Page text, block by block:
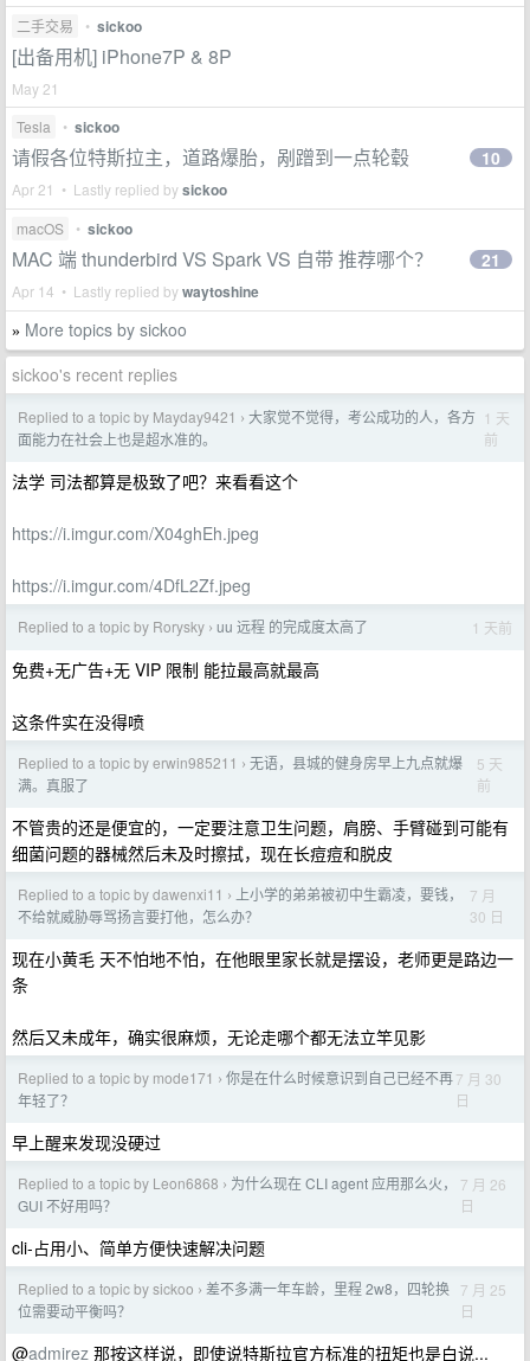
二手交易 • sickoo
[出备用机] iPhone7P & 8P
May 21
Tesla
• sickoo
请假各位特斯拉主，道路爆胎，剐蹭到一点轮毂
Apr 21 • Lastly replied bysickoo
10
macOS • sickoo
MAC 端 thunderbird VS Spark VS 自带 推荐哪个？
Apr 14 • Lastly replied bywaytoshine
21
» More topics by sickoo
sickoo's recent replies
Replied to a topic by Mayday9421 › 大家觉不觉得，考公成功的人，各方
面能力在社会上也是超水准的。
1 天
前
法学 司法都算是极致了吧？来看看这个
https://i.imgur.com/X04ghEh.jpeg
https://i.imgur.com/4DfL2Zf.jpeg
Replied to a topic by Rorysky › uu 远程 的完成度太高了 1 天前
免费+无广告+无 VIP 限制 能拉最高就最高
这条件实在没得喷
Replied to a topic by erwin985211 › 无语，县城的健身房早上九点就爆
满。真服了
5 天
前
不管贵的还是便宜的，一定要注意卫生问题，肩膀、手臂碰到可能有
细菌问题的器械然后未及时擦拭，现在长痘痘和脱皮
Replied to a topic by dawenxi11 ›
上小学的弟弟被初中生霸凌，要钱，
不给就威胁辱骂扬言要打他，怎么办？
7 月
30 日
现在小黄毛 天不怕地不怕，在他眼里家长就是摆设，老师更是路边一
条
然后又未成年，确实很麻烦，无论走哪个都无法立竿见影
Replied to a topic by mode171 › 你是在什么时候意识到自己已经不再
年轻了？
7 月 30
日
早上醒来发现没硬过
Replied to a topic by Leon6868 › 为什么现在 CLI agent 应用那么火，
GUI 不好用吗？
7 月 26
日
cli-占用小、简单方便快速解决问题
Replied to a topic by sickoo › 差不多满一年车龄，里程 2w8，四轮换
位需要动平衡吗？
7 月 25
日
@admirez 那按这样说，即使说特斯拉官方标准的扭矩也是白说...